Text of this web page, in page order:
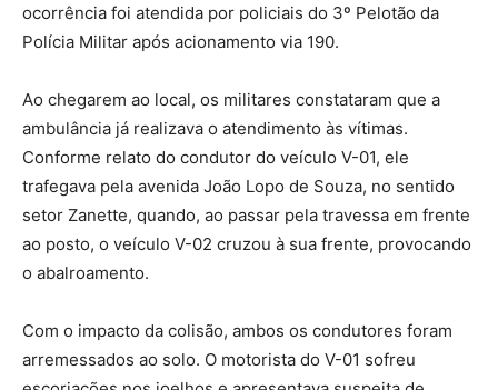
ocorrência foi atendida por policiais do 3º Pelotão da
Polícia Militar após acionamento via 190.
Ao chegarem ao local, os militares constataram que a
ambulância já realizava o atendimento às vítimas.
Conforme relato do condutor do veículo V-01, ele
trafegava pela avenida João Lopo de Souza, no sentido
setor Zanette, quando, ao passar pela travessa em frente
ao posto, o veículo V-02 cruzou à sua frente, provocando
o abalroamento.
Com o impacto da colisão, ambos os condutores foram
arremessados ao solo. O motorista do V-01 sofreu